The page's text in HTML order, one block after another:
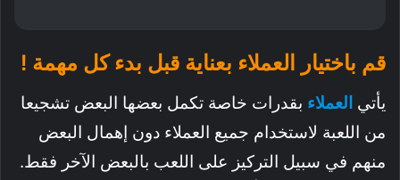
قم باختيار العملاء بعناية قبل بدء كل مهمة !
يأتي العملاء بقدرات خاصة تكمل بعضها البعض تشجيعا
من اللعبة لاستخدام جميع العملاء دون إهمال البعض
منهم في سبيل التركيز على اللعب بالبعض الآخر فقط.